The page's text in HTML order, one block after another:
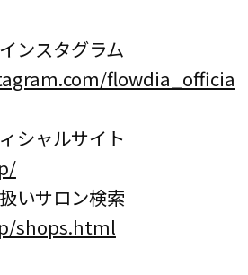
ンスタグラム
flowdia_officia
シャルサイト
いサロン検索
shops.html